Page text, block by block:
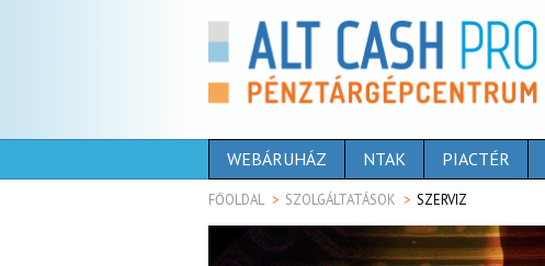
WEBÁRUHÁZ NTAK PIACTÉR
FŐOLDAL SZOLGÁLTATÁSOK SZERVIZ